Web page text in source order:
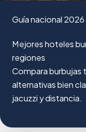
Guía nacional 2026
Mejores hoteles
regiones
Compara burbujas
alternativas bien
jacuzzi y distancia.